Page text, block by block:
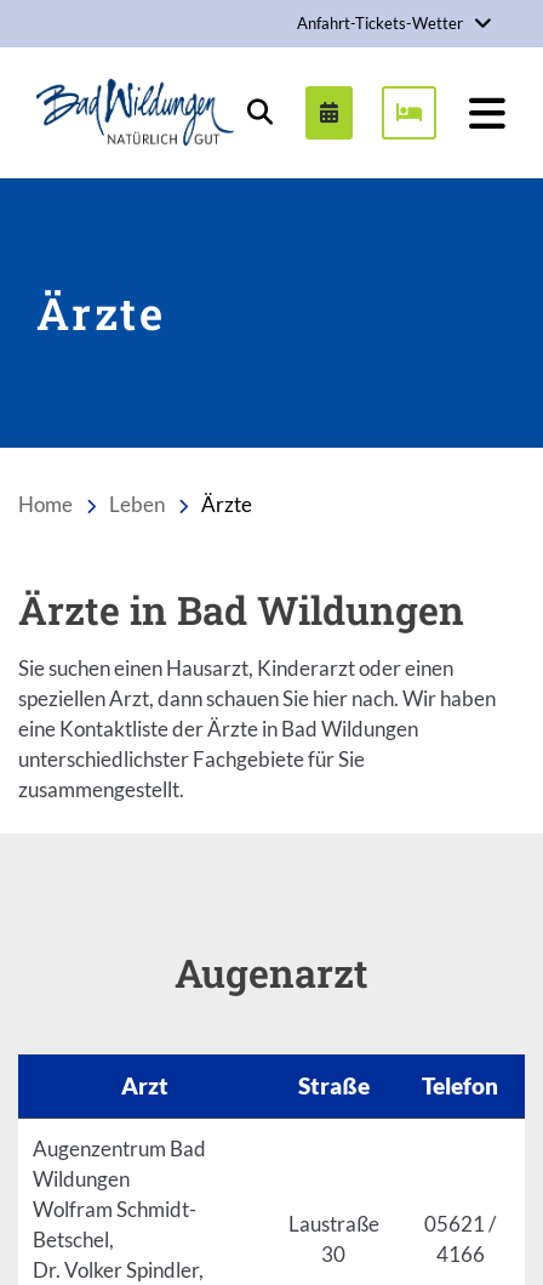
Anfahrt-Tickets-Wetter
Stadt Bad Wildungen
Suchen
Ärzte
Home Leben Ärzte
Einleitung
Ärzte in Bad Wildungen
Sie suchen einen Hausarzt, Kinderarzt oder einen
speziellen Arzt, dann schauen Sie hier nach. Wir haben
eine Kontaktliste der Ärzte in Bad Wildungen
unterschiedlichster Fachgebiete für Sie
zusammengestellt.
Augenarzt
Arzt Straße Telefon
Augenzentrum Bad
Wildungen
Wolfram Schmidt-
Betschel,
Dr. Volker Spindler,
Laustraße
30
05621 /
4166